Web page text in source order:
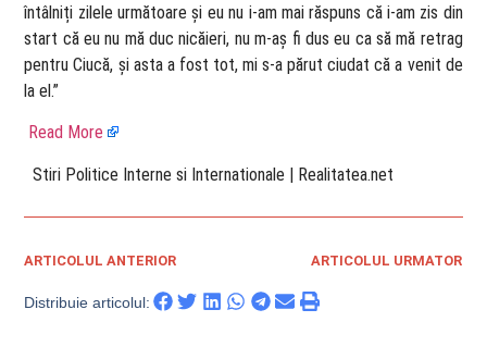
întâlniți zilele următoare și eu nu i-am mai răspuns că i-am zis din
start că eu nu mă duc nicăieri, nu m-aș fi dus eu ca să mă retrag
pentru Ciucă, și asta a fost tot, mi s-a părut ciudat că a venit de
la el.”
Read More
​ Stiri Politice Interne si Internationale | Realitatea.net
ARTICOLUL ANTERIOR ARTICOLUL URMATOR
Distribuie articolul: